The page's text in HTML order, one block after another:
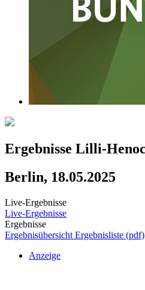
Ergebnisse Lilli-
Berlin, 18.05.2025
Live-Ergebnisse
Live-Ergebnisse
Ergebnisse
Ergebnisübersicht Ergebnisliste (pdf)
Anzeige